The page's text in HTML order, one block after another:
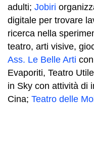
adulti; Jobiri
digitale per trovare
ricerca nella
teatro, arti visive,
Ass. Le Belle Arti
Evaporiti, Teatro
in Sky con attività di
Cina; Teatro delle